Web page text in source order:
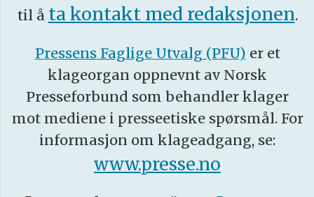
til å ta kontakt med redaksjonen.
Pressens Faglige Utvalg (PFU) er et
klageorgan oppnevnt av Norsk
Presseforbund som behandler klager
mot mediene i presseetiske spørsmål. For
informasjon om klageadgang, se:
www.presse.no